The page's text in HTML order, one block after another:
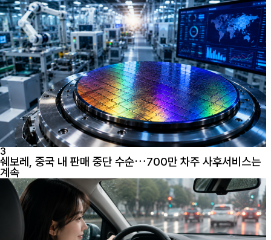
3
쉐보레, 중국 내 판매 중단 수순…700만 차주 사후서비스는
계속